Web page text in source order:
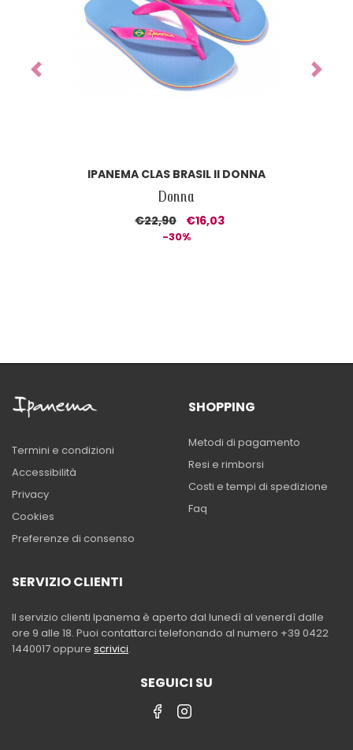
IPANEMA CLAS BRASIL II DONNA
Donna
€22,90 €16,03
-30%
Previous Next
Termini e condizioni
Accessibilità
Privacy
Cookies
Preferenze di consenso
SHOPPING
Metodi di pagamento
Resi e rimborsi
Costi e tempi di spedizione
Faq
SERVIZIO CLIENTI
Il servizio clienti Ipanema è aperto dal lunedì al venerdì dalle
ore 9 alle 18. Puoi contattarci telefonando al numero +39 0422
1440017 oppure scrivici.
SEGUICI SU